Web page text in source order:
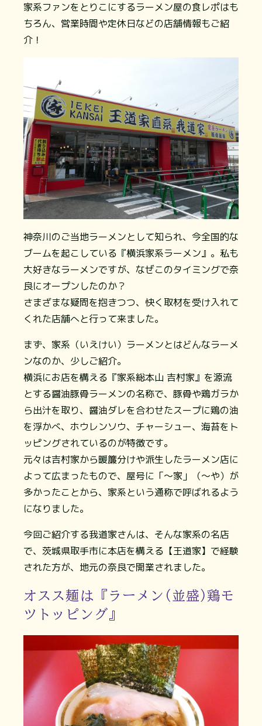
家系ファンをとりこにするラーメン屋の食レポはも
ちろん、営業時間や定休日などの店舗情報もご紹
介！
神奈川のご当地ラーメンとして知られ、今全国的な
ブームを起こしている『横浜家系ラーメン』。私も
大好きなラーメンですが、なぜこのタイミングで奈
良にオープンしたのか？
さまざまな疑問を抱きつつ、快く取材を受け入れて
くれた店舗へと行って来ました。
まず、家系（いえけい）ラーメンとはどんなラーメ
ンなのか、少しご紹介。
横浜にお店を構える『家系総本山 吉村家』を源流
とする醤油豚骨ラーメンの名称で、豚骨や鶏ガラか
ら出汁を取り、醤油ダレを合わせたスープに鶏の油
を浮かべ、ホウレンソウ、チャーシュー、海苔をト
ッピングされているのが特徴です。
元々は吉村家から暖簾分けや派生したラーメン店に
よって広まったもので、屋号に「〜家」（～や）が
多かったことから、家系という通称で呼ばれるよう
になりました。
今回ご紹介する我道家さんは、そんな家系の名店
で、茨城県取手市に本店を構える【王道家】で経験
された方が、地元の奈良で開業されました。
オスス麺は『ラーメン(並盛)鶏モ
ツトッピング』